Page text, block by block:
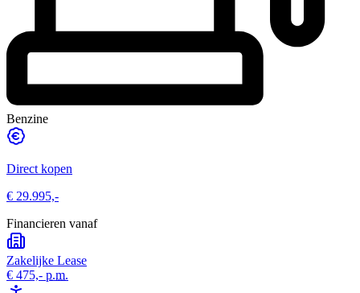
Benzine
Direct kopen
€ 29.995,-
Financieren vanaf
Zakelijke Lease
€ 475,- p.m.